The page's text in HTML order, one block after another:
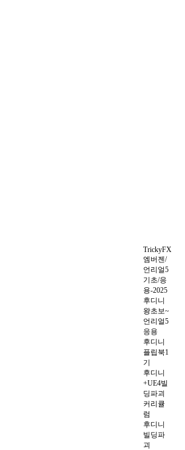
TrickyFX
엠버젠/
언리얼5
기초/응
용-2025
후디니
왕초보~
언리얼5
응용
후디니
플립북1
기
후디니
+UE4빌
딩파괴
커리큘
럼
후디니
빌딩파
괴